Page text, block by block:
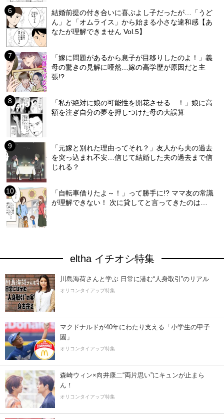
結婚前提の付き合いに喜ぶよし子だったが…「うど
ん」と「オムライス」から始まる小さな違和感【あ
なたが理解できません Vol.5】
「嫁に問題があるから息子が目移りしたのよ！」義
母の驚きの見解に唖然…嫁の高学歴が原因だと主
張!?
「私が絶対に娘の可能性を開花させる…！」娘に高
額を注ぎ自分の夢を押しつけた母の大誤算
「元嫁と別れた理由ってそれ？」友人から夫の過去
を突っ込まれ不安…信じて結婚した夫の過去まで信
じれる？
「自転車借りたよ～！」って勝手に!? ママ友の常識
が理解できない！ 次に貸してと言ってきたのは…
eltha イチオシ特集
川島海荷さんと学ぶ 日常に潜む“人身取引”のリアル
オリコンタイアップ特集
マクドナルドが40年にわたり支える「小学生の甲子
園」
オリコンタイアップ特集
森崎ウィン×向井康二“両片思い”にキュンが止まら
ん！
オリコンタイアップ特集